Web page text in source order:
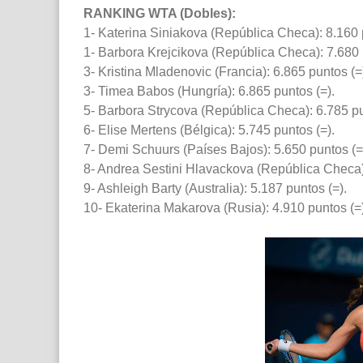
RANKING WTA (Dobles):
1- Katerina Siniakova (República Checa): 8.160
1- Barbora Krejcikova (República Checa): 7.680
3- Kristina Mladenovic (Francia): 6.865 puntos
3- Timea Babos (Hungría): 6.865 puntos (=).
5- Barbora Strycova (República Checa): 6.785
6- Elise Mertens (Bélgica): 5.745 puntos (=).
7- Demi Schuurs (Países Bajos): 5.650 puntos
8- Andrea Sestini Hlavackova (República
9- Ashleigh Barty (Australia): 5.187 puntos (=).
10- Ekaterina Makarova (Rusia): 4.910 puntos